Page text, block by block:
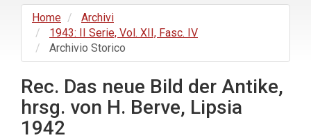
Home
Archivi
1943: II Serie, Vol. XII, Fasc. IV
Archivio Storico
Rec. Das neue Bild der Antike,
hrsg. von H. Berve, Lipsia
1942